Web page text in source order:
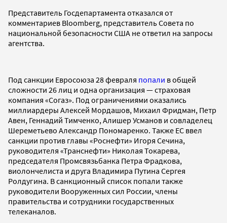
Представитель Госдепартамента отказался от
комментариев Bloomberg, представитель Совета по
национальной безопасности США не ответил на запросы
агентства.
Под санкции Евросоюза 28 февраля попали в общей
сложности 26 лиц и одна организация — страховая
компания «Согаз». Под ограничениями оказались
миллиардеры Алексей Мордашов, Михаил Фридман, Петр
Авен, Геннадий Тимченко, Алишер Усманов и совладелец
Шереметьево Александр Пономаренко. Также ЕС ввел
санкции против главы «Роснефти» Игоря Сечина,
руководителя «Транснефти» Николая Токарева,
председателя Промсвязьбанка Петра Фрадкова,
виолончелиста и друга Владимира Путина Сергея
Ролдугина. В санкционный список попали также
руководители Вооруженных сил России, члены
правительства и сотрудники государственных
телеканалов.